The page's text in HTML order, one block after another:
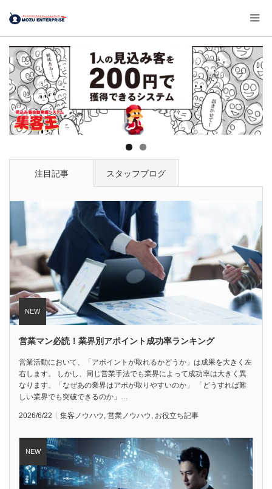
注目記事 スタッフブログ
営業マン必読！業界別アポイント成功率ランキング
営業活動において、「アポイントが取れるかどうか」は成果を大きく左
右します。 しかし、同じ営業手法でも業界によって成功率は大きく異
なります。「なぜあの業界はアポが取りやすいのか」 「どうすれば難
しい業界でも突破できるのか」…
2026/6/22 集客ノウハウ 営業ノウハウ お役立ち記事